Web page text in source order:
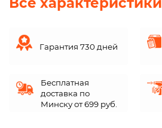
Гарантия 730 дней
Бесплатная
доставка по
Минску от 699 руб.